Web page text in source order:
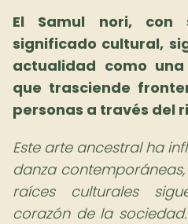
El Samul nori,
significado cultural,
actualidad como
que trasciende
personas a través del
Este arte ancestral ha
danza
raíces culturales
corazón de la sociedad.